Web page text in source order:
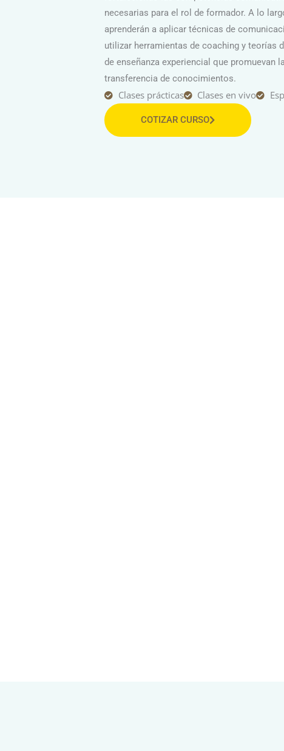
necesarias para el rol de formador. A lo
aprenderán a aplicar técnicas de
utilizar herramientas de coaching y teorías
de enseñanza experiencial que promuevan
transferencia de conocimientos.
Clases prácticas Clases en vivo
COTIZAR CURSO